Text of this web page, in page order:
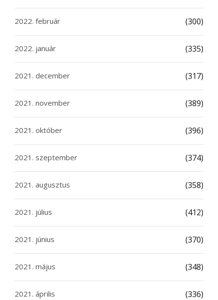
2022. február (300)
2022. január (335)
2021. december (317)
2021. november (389)
2021. október (396)
2021. szeptember (374)
2021. augusztus (358)
2021. július (412)
2021. június (370)
2021. május (348)
2021. április (336)